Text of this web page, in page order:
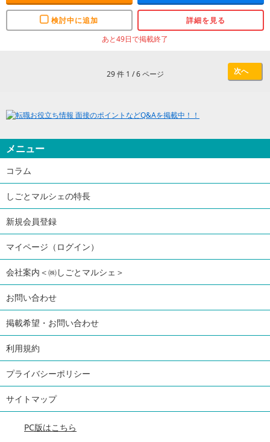
検討中に追加
詳細を見る
あと49日で掲載終了
29 件 1 / 6 ページ 次へ
メニュー
コラム
しごとマルシェの特長
新規会員登録
マイページ（ログイン）
会社案内＜㈱しごとマルシェ＞
お問い合わせ
掲載希望・お問い合わせ
利用規約
プライバシーポリシー
サイトマップ
PC版はこちら